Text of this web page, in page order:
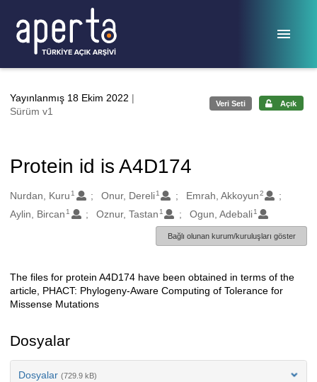
Yayınlanmış 18 Ekim 2022 |
Sürüm v1
Veri Seti Açık
Protein id is A4D174
Oluşturanlar
Nurdan, Kuru 1 Onur, Dereli 1 Emrah, Akkoyun2
Aylin, Bircan 1 Oznur, Tastan 1 Ogun, Adebali 1
Bağlı olunan kurum/kuruluşları göster
Açıklama
The files for protein A4D174 have been obtained in terms of the
article, PHACT: Phylogeny-Aware Computing of Tolerance for
Missense Mutations
Dosyalar
Dosyalar (729.9 kB)